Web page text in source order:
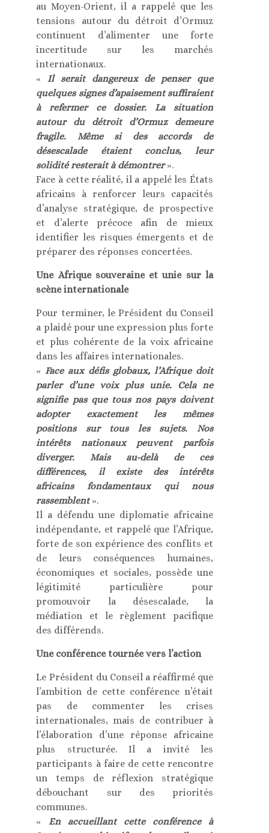
au Moyen-Orient, il a rappelé que les
tensions autour du détroit d’Ormuz
continuent d’alimenter une forte
incertitude sur les marchés
internationaux.
« Il serait dangereux de penser que
quelques signes d’apaisement suffiraient
à refermer ce dossier. La situation
autour du détroit d’Ormuz demeure
fragile. Même si des accords de
désescalade étaient conclus, leur
solidité resterait à démontrer».
Face à cette réalité, il a appelé les États
africains à renforcer leurs capacités
d’analyse stratégique, de prospective
et d’alerte précoce afin de mieux
identifier les risques émergents et de
préparer des réponses concertées.
Une Afrique souveraine et unie sur la
scène internationale
Pour terminer, le Président du Conseil
a plaidé pour une expression plus forte
et plus cohérente de la voix africaine
dans les affaires internationales.
«Face aux défis globaux, l’Afrique doit
parler d’une voix plus unie. Cela ne
signifie pas que tous nos pays doivent
adopter exactement les mêmes
positions sur tous les sujets. Nos
intérêts nationaux peuvent parfois
diverger. Mais au-delà de ces
différences, il existe des intérêts
africains fondamentaux qui nous
rassemblent ».
Il a défendu une diplomatie africaine
indépendante, et rappelé que l’Afrique,
forte de son expérience des conflits et
de leurs conséquences humaines,
économiques et sociales, possède une
légitimité particulière pour
promouvoir la désescalade, la
médiation et le règlement pacifique
des différends.
Une conférence tournée vers l’action
Le Président du Conseil a réaffirmé que
l’ambition de cette conférence n’était
pas de commenter les crises
internationales, mais de contribuer à
l’élaboration d’une réponse africaine
plus structurée. Il a invité les
participants à faire de cette rencontre
un temps de réflexion stratégique
débouchant sur des priorités
communes.
« En accueillant cette conférence à